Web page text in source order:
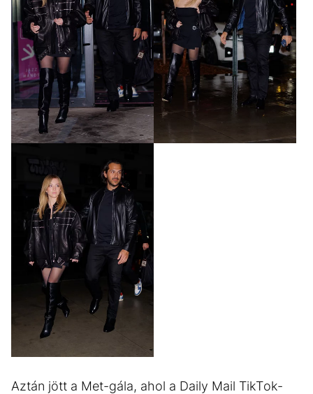
(3)
Aztán jött a Met-gála, ahol a Daily Mail TikTok-